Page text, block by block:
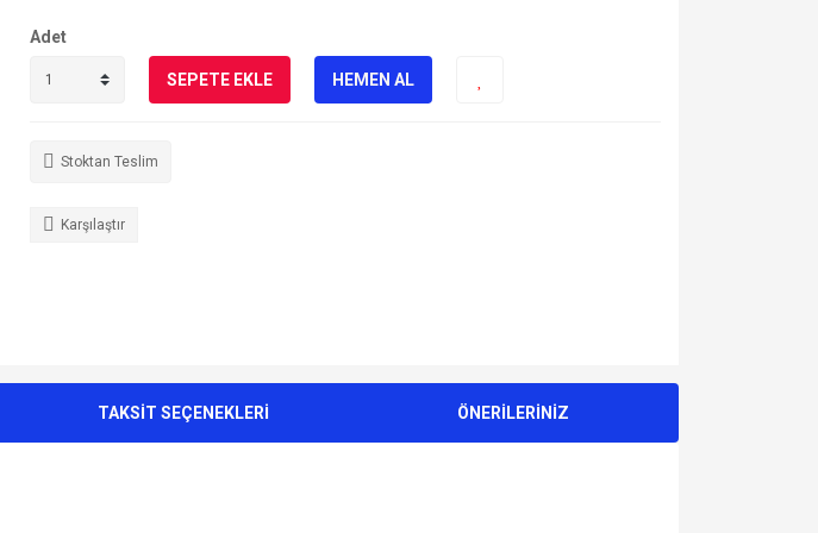
Adet
SEPETE EKLE HEMEN AL
Stoktan Teslim
Karşılaştır
TAKSİT SEÇENEKLERİ ÖNERİLERİNİZ